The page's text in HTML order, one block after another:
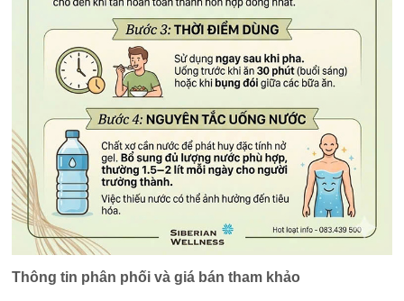
Thông tin phân phối và giá bán tham khảo